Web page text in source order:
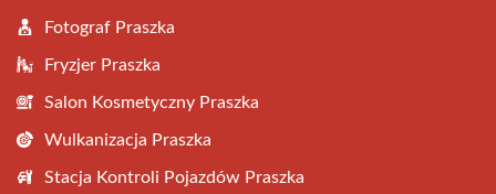
Fotograf Praszka
Fryzjer Praszka
Salon Kosmetyczny Praszka
Wulkanizacja Praszka
Stacja Kontroli Pojazdów Praszka